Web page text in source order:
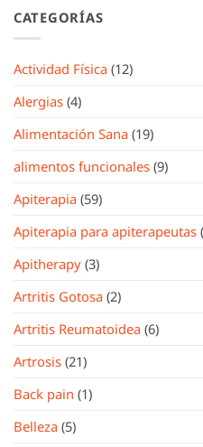
CATEGORÍAS
Actividad Física (12)
Alergias (4)
Alimentación Sana (19)
alimentos funcionales (9)
Apiterapia (59)
Apiterapia para apiterapeutas
Apitherapy (3)
Artritis Gotosa (2)
Artritis Reumatoidea (6)
Artrosis (21)
Back pain (1)
Belleza (5)